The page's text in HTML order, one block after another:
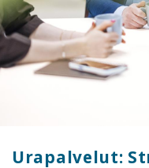
Urapalvelut: